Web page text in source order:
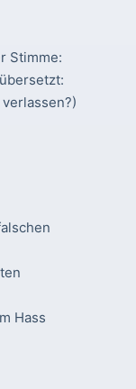
Stimme:
Hass